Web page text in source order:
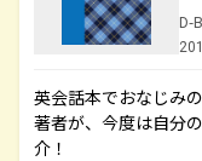
D-
英会話本でおなじみ
著者が、今度は自分
介！